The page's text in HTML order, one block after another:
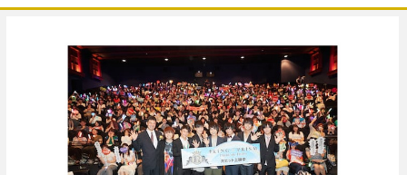
ゲーム・アプリ マンガ
映画 音楽
グッズ イベント
声優 コスプレ
特集一覧 カバー
インタビュー レポート
ラキりす
連載マンガ
連載マンガ一覧 連載一覧
番組・動画
番組・動画一覧 ラジオ
連載・ブログ